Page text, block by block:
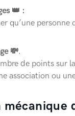
👑 :
qu’une
💸.
de points sur
association ou